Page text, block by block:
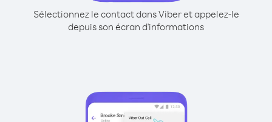
Sélectionnez le contact dans Viber et appelez-le
depuis son écran d'informations